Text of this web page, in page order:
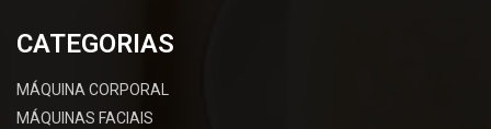
CATEGORIAS
MÁQUINA CORPORAL
MÁQUINAS FACIAIS